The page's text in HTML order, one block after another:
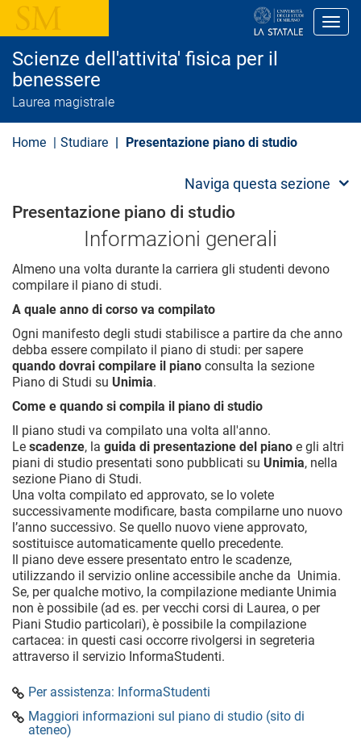
l
Scienze dell'attivita' fisica per il
benessere
Laurea magistrale
Home Studiare Presentazione piano di studio
Naviga questa sezione
Presentazione piano di studio
Informazioni generali
Almeno una volta durante la carriera gli studenti devono
compilare il piano di studi.
A quale anno di corso va compilato
Ogni manifesto degli studi stabilisce a partire da che anno
debba essere compilato il piano di studi: per sapere
quando dovrai compilare il piano consulta la sezione
Piano di Studi su Unimia.
Come e quando si compila il piano di studio
Il piano studi va compilato una volta all'anno.
Le scadenze, la guida di presentazione del piano e gli altri
piani di studio presentati sono pubblicati su Unimia, nella
sezione Piano di Studi.
Una volta compilato ed approvato, se lo volete
successivamente modificare, basta compilarne uno nuovo
l’anno successivo. Se quello nuovo viene approvato,
sostituisce automaticamente quello precedente.
Il piano deve essere presentato entro le scadenze,
utilizzando il servizio online accessibile anche da Unimia.
Se, per qualche motivo, la compilazione mediante Unimia
non è possibile (ad es. per vecchi corsi di Laurea, o per
Piani Studio particolari), è possibile la compilazione
cartacea: in questi casi occorre rivolgersi in segreteria
attraverso il servizio InformaStudenti.
Per assistenza: InformaStudenti
Maggiori informazioni sul piano di studio (sito di
ateneo)